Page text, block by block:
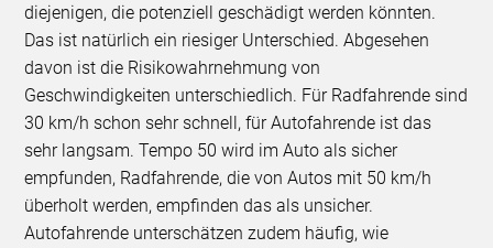
diejenigen, die potenziell geschädigt werden könnten.
Das ist natürlich ein riesiger Unterschied. Abgesehen
davon ist die Risikowahrnehmung von
Geschwindigkeiten unterschiedlich. Für Radfahrende sind
30 km/h schon sehr schnell, für Autofahrende ist das
sehr langsam. Tempo 50 wird im Auto als sicher
empfunden, Radfahrende, die von Autos mit 50 km/h
überholt werden, empfinden das als unsicher.
Autofahrende unterschätzen zudem häufig, wie